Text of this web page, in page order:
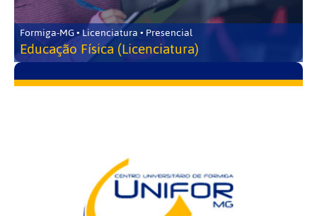
Formiga-MG • Licenciatura • Presencial
Educação Física (Licenciatura)